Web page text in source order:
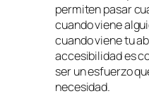
permiten pasar
cuando viene
cuando viene tu
accesibilidad es
ser un esfuerzo
necesidad.